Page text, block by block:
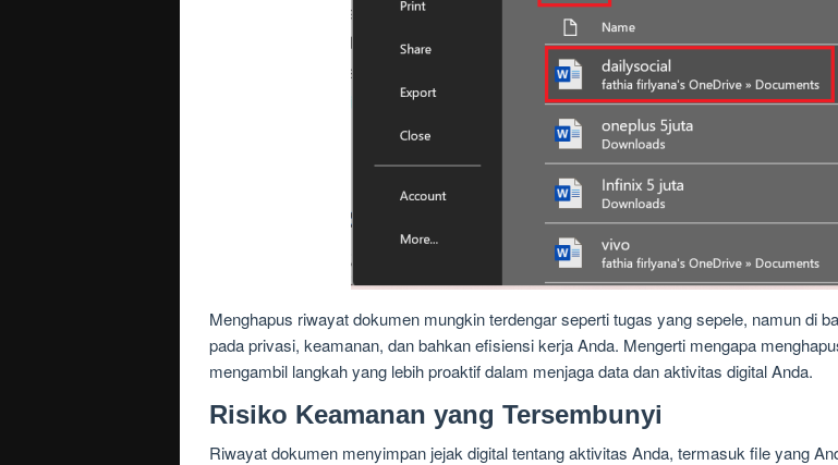
Menghapus riwayat dokumen mungkin terdengar seperti tugas yang sepele, namun di
pada privasi, keamanan, dan bahkan efisiensi kerja Anda. Mengerti mengapa
mengambil langkah yang lebih proaktif dalam menjaga data dan aktivitas digital Anda.
Risiko Keamanan yang Tersembunyi
Riwayat dokumen menyimpan jejak digital tentang aktivitas Anda, termasuk file yang